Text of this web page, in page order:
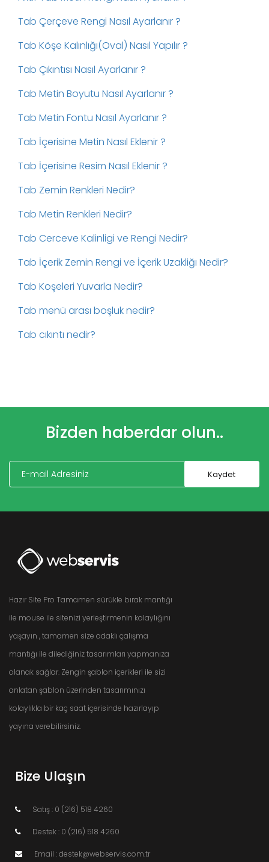
Tab Çerçeve Rengi Nasıl Ayarlanır ?
Tab Köşe Kalınlığı(Oval) Nasıl Yapılır ?
Tab Çıkıntısı Nasıl Ayarlanır ?
Tab Metin Boyutu Nasıl Ayarlanır ?
Tab Metin Fontu Nasıl Ayarlanır ?
Tab İçerisine Metin Nasıl Eklenir ?
Tab İçerisine Resim Nasıl Eklenir ?
Tab Zemin Renkleri Nedir?
Tab Metin Renkleri Nedir?
Tab Cerceve Kalinligi ve Rengi Nedir?
Tab İçerik Zemin Rengi ve İçerik Uzakliğı Nedir?
Tab Koşeleri Yuvarla Nedir?
Tab menü arası boşluk nedir?
Tab cıkıntı nedir?
Bizden haberdar olun..
Hazır Site Pro Tamamen sürükle bırak mantığı
ile mouse ile sitenizi yerleştirmenin kolaylığını
yaşayın , tamamen size odaklı çalışma
mantığı ile dilediğiniz tasarımları yapmanıza
olanak sağlar. Zengin şablon içerikleri ile sizi
anlatan şablon üzerinden tasarımınızı
kolaylıkla bir kaç saat içerisinde hazırlayıp
yayına verebilirsiniz.
Bize Ulaşın
Satış : 0 (216) 518 4260
Destek : 0 (216) 518 4260
Email : destek@webservis.com.tr